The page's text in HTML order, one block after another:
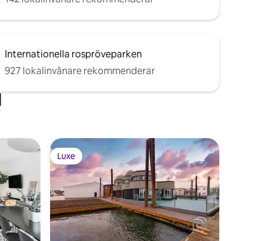
Internationella rospröveparken
927 lokalinvånare rekommenderar
Luxe
Luxe